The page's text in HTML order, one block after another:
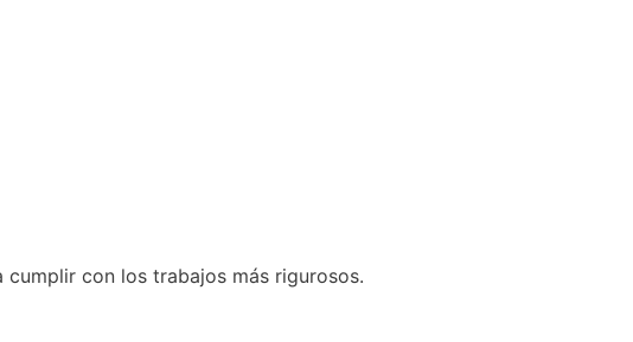
con los trabajos más rigurosos.